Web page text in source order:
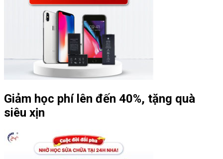
Giảm học phí lên đến 40%, tặng quà
siêu xịn